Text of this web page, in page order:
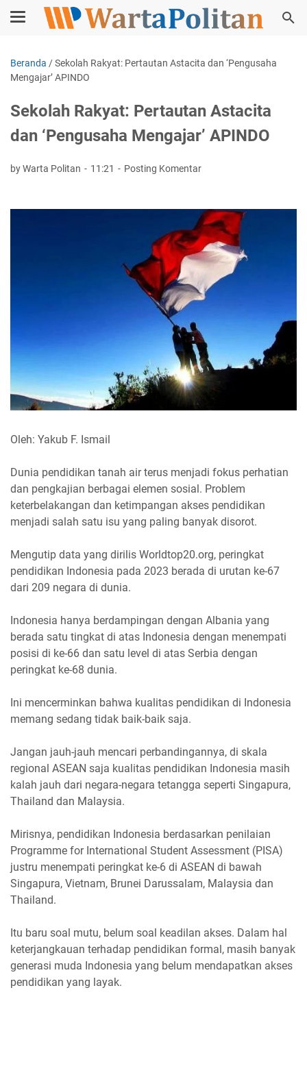
Beranda /Sekolah Rakyat: Pertautan Astacita dan ‘Pengusaha
Mengajar’ APINDO
Sekolah Rakyat: Pertautan Astacita
dan ‘Pengusaha Mengajar’ APINDO
by Warta Politan 11:21 Posting Komentar
Oleh: Yakub F. Ismail
Dunia pendidikan tanah air terus menjadi fokus perhatian
dan pengkajian berbagai elemen sosial. Problem
keterbelakangan dan ketimpangan akses pendidikan
menjadi salah satu isu yang paling banyak disorot.
Mengutip data yang dirilis Worldtop20.org, peringkat
pendidikan Indonesia pada 2023 berada di urutan ke-67
dari 209 negara di dunia.
Indonesia hanya berdampingan dengan Albania yang
berada satu tingkat di atas Indonesia dengan menempati
posisi di ke-66 dan satu level di atas Serbia dengan
peringkat ke-68 dunia.
Ini mencerminkan bahwa kualitas pendidikan di Indonesia
memang sedang tidak baik-baik saja.
Jangan jauh-jauh mencari perbandingannya, di skala
regional ASEAN saja kualitas pendidikan Indonesia masih
kalah jauh dari negara-negara tetangga seperti Singapura,
Thailand dan Malaysia.
Mirisnya, pendidikan Indonesia berdasarkan penilaian
Programme for International Student Assessment (PISA)
justru menempati peringkat ke-6 di ASEAN di bawah
Singapura, Vietnam, Brunei Darussalam, Malaysia dan
Thailand.
Itu baru soal mutu, belum soal keadilan akses. Dalam hal
keterjangkauan terhadap pendidikan formal, masih banyak
generasi muda Indonesia yang belum mendapatkan akses
pendidikan yang layak.